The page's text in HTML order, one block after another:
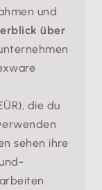
und
über
die du
sehen ihre